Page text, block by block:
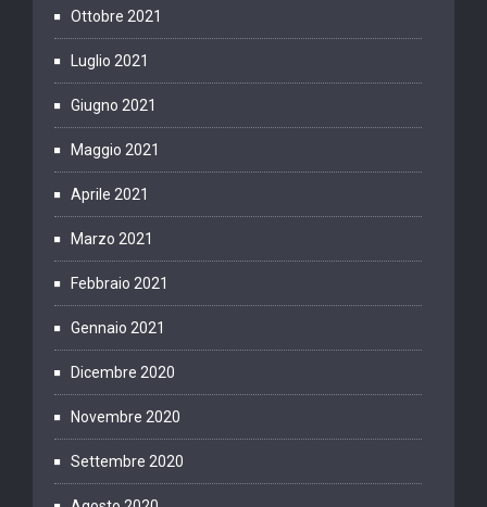
Ottobre 2021
Luglio 2021
Giugno 2021
Maggio 2021
Aprile 2021
Marzo 2021
Febbraio 2021
Gennaio 2021
Dicembre 2020
Novembre 2020
Settembre 2020